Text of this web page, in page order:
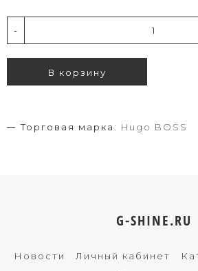
-
В корзину
Торговая марка: Hugo BOSS
G-SHINE.RU
Новости Личный кабинет